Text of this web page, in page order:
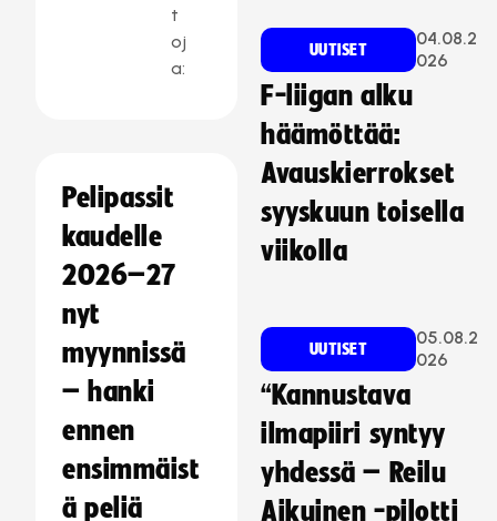
t
oj
a:
Pelipassit
kaudelle
2026–27
nyt
myynnissä
– hanki
ennen
ensimmäist
ä peliä
UUTISET
04.08.2
026
F-liigan alku
häämöttää:
Avauskierrokset
syyskuun toisella
viikolla
UUTISET
05.08.2
026
“Kannustava
ilmapiiri syntyy
yhdessä – Reilu
Aikuinen -pilotti